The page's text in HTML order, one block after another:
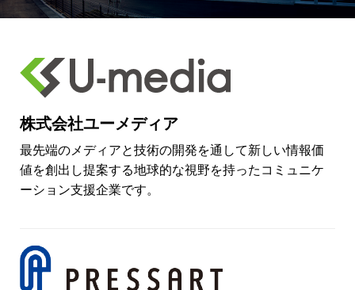
株式会社ユーメディア
最先端のメディアと技術の開発を通して新しい情報価
値を創出し提案する地球的な視野を持ったコミュニケ
ーション支援企業です。